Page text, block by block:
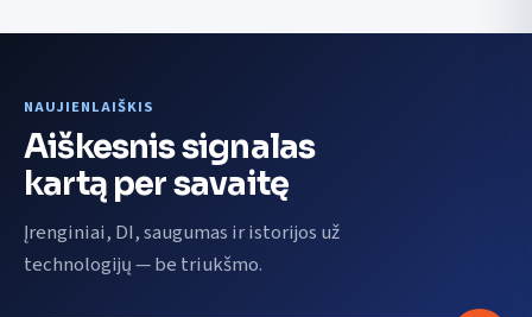
NAUJIENLAIŠKIS
Aiškesnis signalas
kartą per savaitę
Įrenginiai, DI, saugumas ir istorijos už
technologijų — be triukšmo.